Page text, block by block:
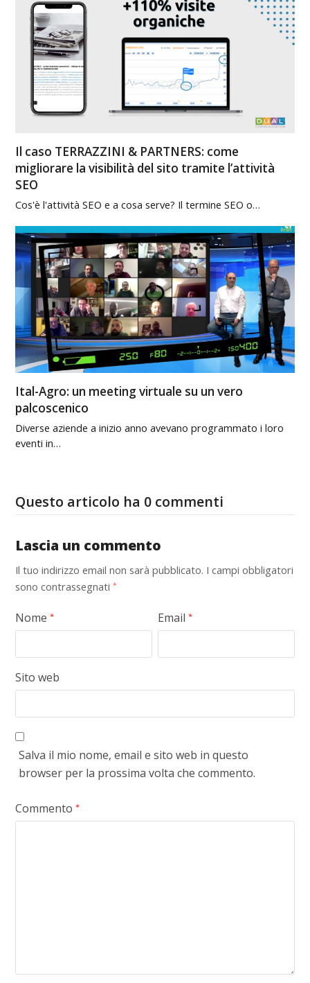
Il caso TERRAZZINI & PARTNERS: come
migliorare la visibilità del sito tramite l’attività
SEO
Cos'è l'attività SEO e a cosa serve? Il termine SEO o…
Ital-Agro: un meeting virtuale su un vero
palcoscenico
Diverse aziende a inizio anno avevano programmato i loro
eventi in…
Questo articolo ha 0 commenti
Lascia un commento
Il tuo indirizzo email non sarà pubblicato. I campi obbligatori
sono contrassegnati*
Nome* Email*
Sito web
Salva il mio nome, email e sito web in questo
browser per la prossima volta che commento.
Commento*